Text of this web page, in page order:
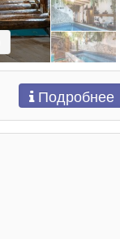
Подробнее